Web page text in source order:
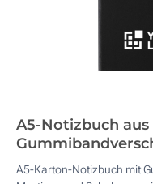
A5-Notizbuch
A5-Karton-Notizbuch mit